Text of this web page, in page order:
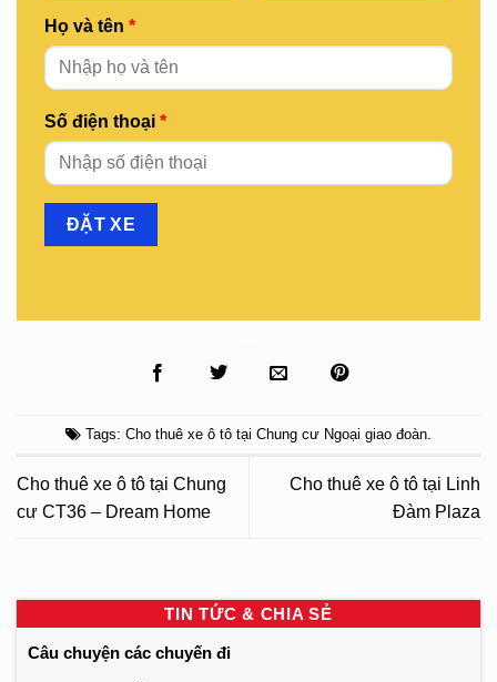
Họ và tên *
Số điện thoại *
Tags: Cho thuê xe ô tô tại Chung cư Ngoại giao đoàn
Cho thuê xe ô tô tại Chung
cư CT36 – Dream Home
Cho thuê xe ô tô tại Linh
Đàm Plaza
TIN TỨC & CHIA SẺ
Câu chuyện các chuyến đi